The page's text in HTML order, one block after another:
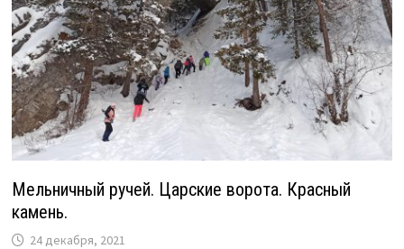
Мельничный ручей. Царские ворота. Красный
камень.
24 декабря, 2021